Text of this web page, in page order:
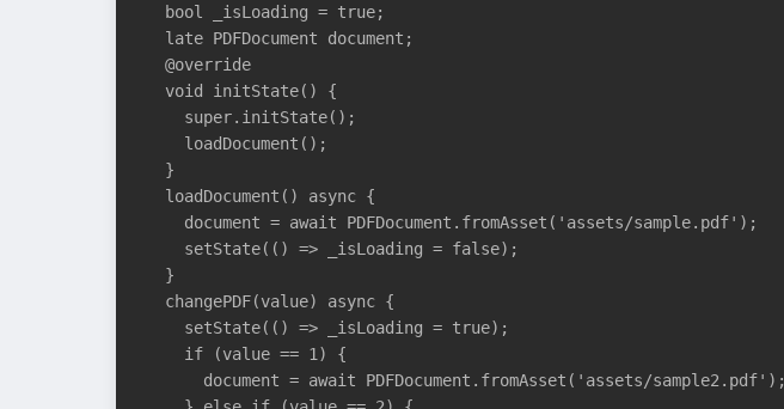
  bool _isLoading = true;
  late PDFDocument document;
  @override
  void initState() {
    super.initState();
    loadDocument();
  }
  loadDocument() async {
    document = await PDFDocument.fromAsset('assets/sample.pdf');
    setState(() => _isLoading = false);
  }
  changePDF(value) async {
    setState(() => _isLoading = true);
    if (value == 1) {
      document = await PDFDocument.fromAsset('assets/sample2.pdf');